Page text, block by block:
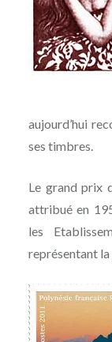
aujourd’hui
ses timbres.
Le grand prix
attribué en
les
représentant la